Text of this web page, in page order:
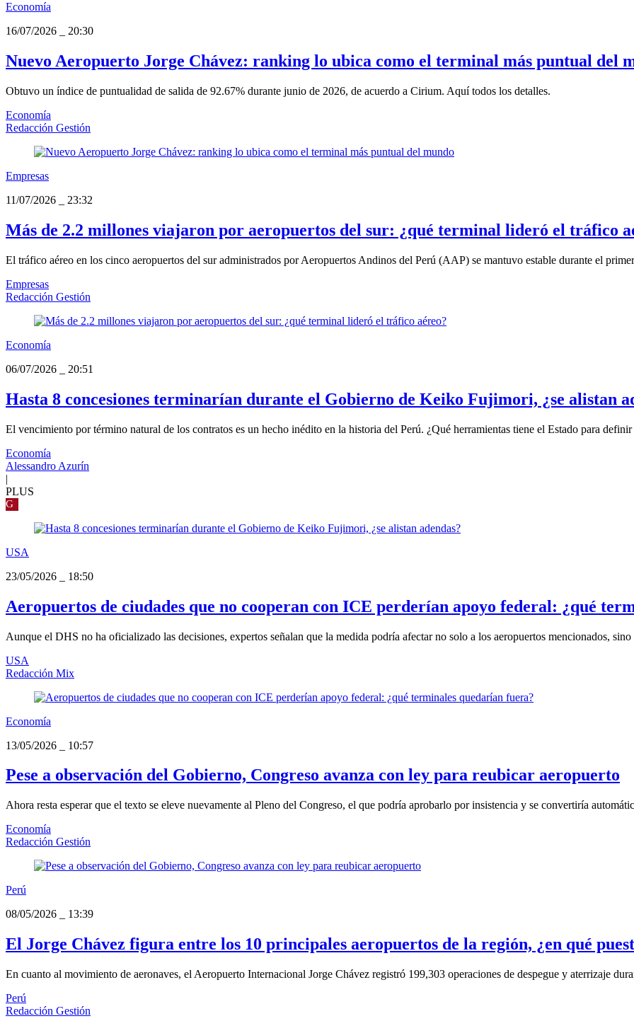
Economía
16/07/2026
20:30
Nuevo Aeropuerto Jorge Chávez: ranking lo ubica como el terminal más puntual del
Obtuvo un índice de puntualidad de salida de 92.67% durante junio de 2026, de acuerdo a Cirium. Aquí todos los detalles.
Economía
Redacción Gestión
Empresas
11/07/2026
23:32
Más de 2.2 millones viajaron por aeropuertos del sur: ¿qué terminal lideró el tráfico
El tráfico aéreo en los cinco aeropuertos del sur administrados por Aeropuertos Andinos del Perú (AAP) se mantuvo estable durante el
Empresas
Redacción Gestión
Economía
06/07/2026
20:51
Hasta 8 concesiones terminarían durante el Gobierno de Keiko Fujimori, ¿se alistan
El vencimiento por término natural de los contratos es un hecho inédito en la historia del Perú. ¿Qué herramientas tiene el Estado para definir
Economía
Alessandro Azurín
|
PLUS
G
USA
23/05/2026
18:50
Aeropuertos de ciudades que no cooperan con ICE perderían apoyo federal: ¿qué
Aunque el DHS no ha oficializado las decisiones, expertos señalan que la medida podría afectar no solo a los aeropuertos mencionados, sino
USA
Redacción Mix
Economía
13/05/2026
10:57
Pese a observación del Gobierno, Congreso avanza con ley para reubicar aeropuerto
Ahora resta esperar que el texto se eleve nuevamente al Pleno del Congreso, el que podría aprobarlo por insistencia y se convertiría
Economía
Redacción Gestión
Perú
08/05/2026
13:39
El Jorge Chávez figura entre los 10 principales aeropuertos de la región, ¿en qué
En cuanto al movimiento de aeronaves, el Aeropuerto Internacional Jorge Chávez registró 199,303 operaciones de despegue y aterrizaje
Perú
Redacción Gestión